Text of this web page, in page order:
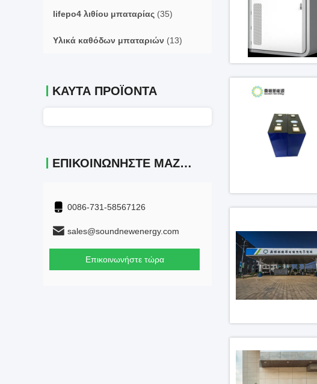
lifepo4 λιθίου μπαταρίας (35)
Υλικά καθόδων μπαταριών (13)
ΚΑΥΤΑ ΠΡΟΪΟΝΤΑ
ΕΠΙΚΟΙΝΩΝΉΣΤΕ ΜΑΖΊ ΜΑΣ
0086-731-58567126
sales@soundnewenergy.com
Επικοινωνήστε τώρα